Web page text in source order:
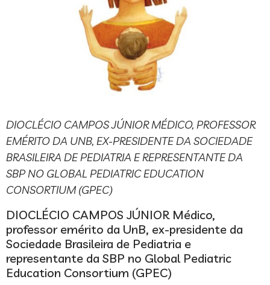
DIOCLÉCIO CAMPOS JÚNIOR MÉDICO, PROFESSOR
EMÉRITO DA UNB, EX-PRESIDENTE DA SOCIEDADE
BRASILEIRA DE PEDIATRIA E REPRESENTANTE DA
SBP NO GLOBAL PEDIATRIC EDUCATION
CONSORTIUM (GPEC)
DIOCLÉCIO CAMPOS JÚNIOR Médico,
professor emérito da UnB, ex-presidente da
Sociedade Brasileira de Pediatria e
representante da SBP no Global Pediatric
Education Consortium (GPEC)